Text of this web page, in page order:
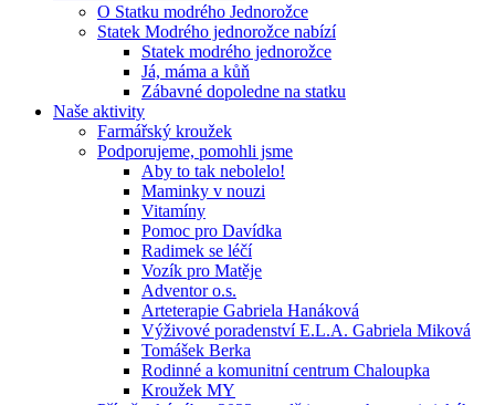
O Statku modrého Jednorožce
Statek Modrého jednorožce nabízí
Statek modrého jednorožce
Já, máma a kůň
Zábavné dopoledne na statku
Naše aktivity
Farmářský kroužek
Podporujeme, pomohli jsme
Aby to tak nebolelo!
Maminky v nouzi
Vitamíny
Pomoc pro Davídka
Radimek se léčí
Vozík pro Matěje
Adventor o.s.
Arteterapie Gabriela Hanáková
Výživové poradenství E.L.A. Gabriela Miková
Tomášek Berka
Rodinné a komunitní centrum Chaloupka
Kroužek MY